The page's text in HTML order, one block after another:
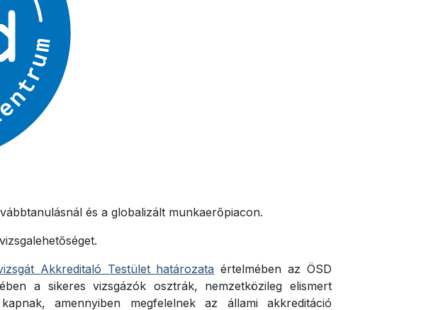
és a globalizált munkaerőpiacon.
Akkreditaló Testület határozata értelmében az ÖSD
a sikeres vizsgázók osztrák, nemzetközileg elismert
amennyiben megfelelnek az állami akkreditáció